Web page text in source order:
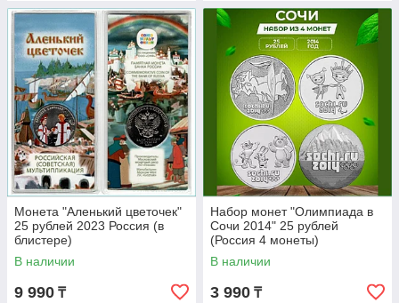
Монета "Аленький цветочек"
25 рублей 2023 Россия (в
блистере)
В наличии
9 990 ₸
Набор монет "Олимпиада в
Сочи 2014" 25 рублей
(Россия 4 монеты)
В наличии
3 990 ₸